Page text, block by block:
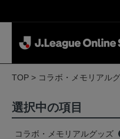
TOP コラボ・メモリアル
選択中の項目
コラボ・メモリアルグッズ